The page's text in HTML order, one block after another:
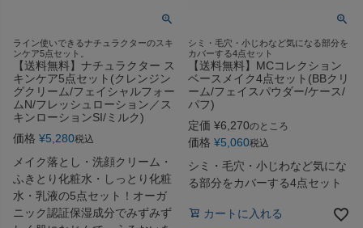
ライン使いできるナチュラクターのスキ
ンケア5点セット。
【送料無料】ナチュラクター ス
キンケア5点セット(クレンジン
グクリーム/フェイシャルフォー
ムN/フレッシュローション／ス
キンローションSI/ミルク)
価格 ¥5,280税込
メイク落とし・洗顔クリーム・
ふきとり化粧水・しっとり化粧
水・乳液の5点セット！オーガ
ニック認証保湿成分でみずみず
シミ・毛穴・小じわなど気になる部分を
カバーする4点セット
【送料無料】MCコレクション
ベースメイク4点セット(BBクリ
ーム/フェイスパウダー/ケース/
パフ)
定価 ¥6,270のところ
価格 ¥5,060税込
シミ・毛穴・小じわなど気にな
る部分をカバーする4点セット
カートに入れる